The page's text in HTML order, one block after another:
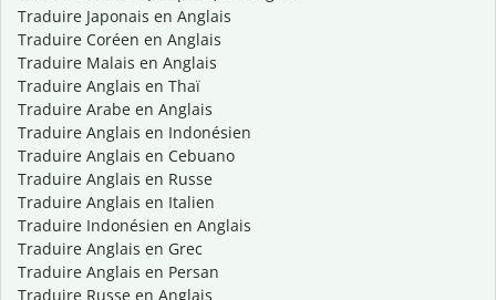
Traduire Japonais en Anglais
Traduire Coréen en Anglais
Traduire Malais en Anglais
Traduire Anglais en Thaï
Traduire Arabe en Anglais
Traduire Anglais en Indonésien
Traduire Anglais en Cebuano
Traduire Anglais en Russe
Traduire Anglais en Italien
Traduire Indonésien en Anglais
Traduire Anglais en Grec
Traduire Anglais en Persan
Traduire Russe en Anglais